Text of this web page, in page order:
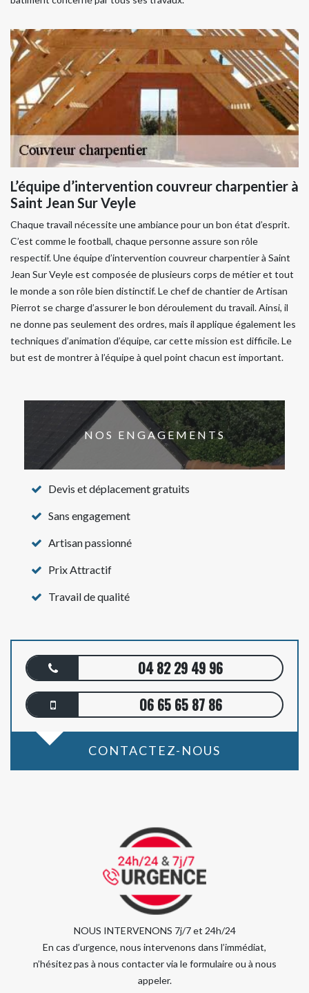
L’équipe d’intervention couvreur charpentier à
Saint Jean Sur Veyle
Chaque travail nécessite une ambiance pour un bon état d’esprit.
C’est comme le football, chaque personne assure son rôle
respectif. Une équipe d’intervention couvreur charpentier à Saint
Jean Sur Veyle est composée de plusieurs corps de métier et tout
le monde a son rôle bien distinctif. Le chef de chantier de Artisan
Pierrot se charge d’assurer le bon déroulement du travail. Ainsi, il
ne donne pas seulement des ordres, mais il applique également les
techniques d’animation d’équipe, car cette mission est difficile. Le
but est de montrer à l’équipe à quel point chacun est important.
NOS ENGAGEMENTS
Devis et déplacement gratuits
Sans engagement
Artisan passionné
Prix Attractif
Travail de qualité
04 82 29 49 96
06 65 65 87 86
CONTACTEZ-NOUS
NOUS INTERVENONS 7j/7 et 24h/24
En cas d’urgence, nous intervenons dans l’immédiat,
n’hésitez pas à nous contacter via le formulaire ou à nous
appeler.